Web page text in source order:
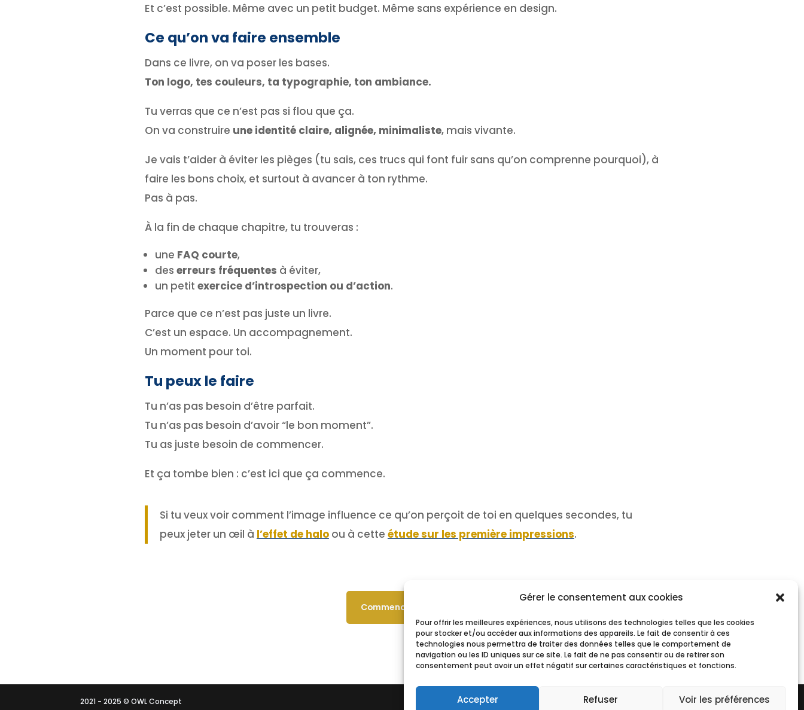
Gérer le consentement aux cookies
Pour offrir les meilleures expériences, nous utilisons des technologies telles que les cookies
pour stocker et/ou accéder aux informations des appareils. Le fait de consentir à ces
technologies nous permettra de traiter des données telles que le comportement de
navigation ou les ID uniques sur ce site. Le fait de ne pas consentir ou de retirer son
consentement peut avoir un effet négatif sur certaines caractéristiques et fonctions.
Accepter Refuser Voir les préférences
Et c’est possible. Même avec un petit budget. Même sans expérience en design.
Ce qu’on va faire ensemble
Dans ce livre, on va poser les bases.
Ton logo, tes couleurs, ta typographie, ton ambiance.
Tu verras que ce n’est pas si flou que ça.
On va construire une identité claire, alignée, minimaliste, mais vivante.
Je vais t’aider à éviter les pièges (tu sais, ces trucs qui font fuir sans qu’on comprenne pourquoi), à
faire les bons choix, et surtout à avancer à ton rythme.
Pas à pas.
À la fin de chaque chapitre, tu trouveras :
une FAQ courte,
des erreurs fréquentes à éviter,
un petit exercice d’introspection ou d’action.
Parce que ce n’est pas juste un livre.
C’est un espace. Un accompagnement.
Un moment pour toi.
Tu peux le faire
Tu n’as pas besoin d’être parfait.
Tu n’as pas besoin d’avoir “le bon moment”.
Tu as juste besoin de commencer.
Et ça tombe bien : c’est ici que ça commence.
Si tu veux voir comment l’image influence ce qu’on perçoit de toi en quelques secondes, tu
peux jeter un œil à l’effet de haloou à cette étude sur les première impressions.
Commencer le livre
2021 - 2025 © OWL Concept